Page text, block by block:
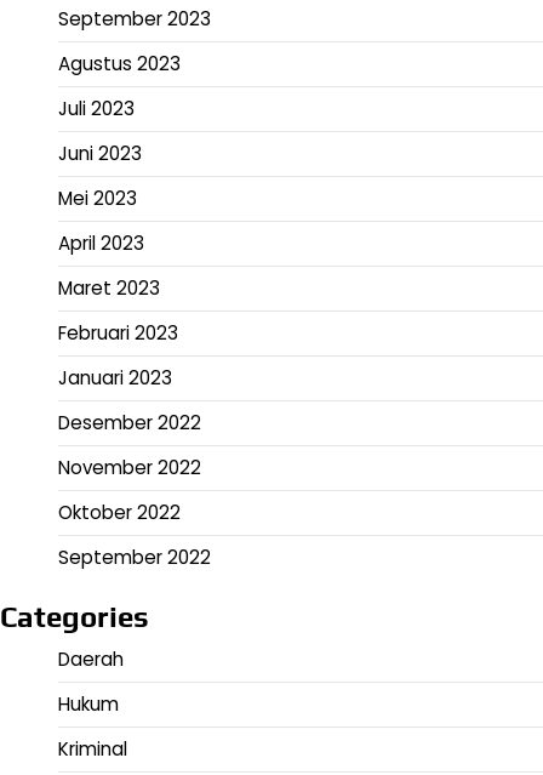
September 2023
Agustus 2023
Juli 2023
Juni 2023
Mei 2023
April 2023
Maret 2023
Februari 2023
Januari 2023
Desember 2022
November 2022
Oktober 2022
September 2022
Categories
Daerah
Hukum
Kriminal